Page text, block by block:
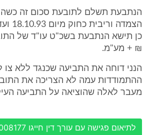
הנתבעת תשלם לתובעת סכום זה
₪ + מע"מ.
הנני דוחה את התביעה שכנגד ללא צו
ההתמודדות עמה לא הצריכה את
מעבר לאלה שהוציאה על התביעה
לתיאום פגישה עם עורך דין חייגו 077-4008177